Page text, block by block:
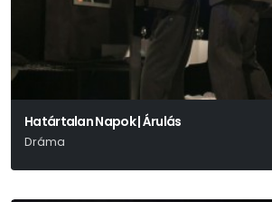
Határtalan Napok | Árulás
Dráma